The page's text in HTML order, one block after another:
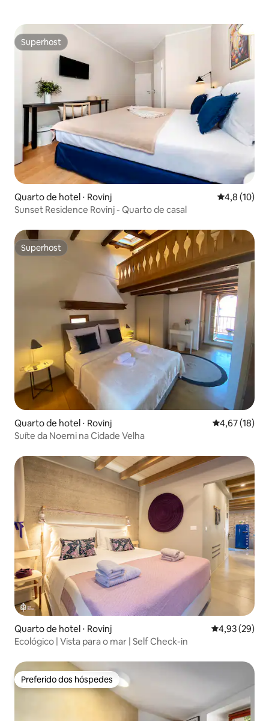
Superhost
Superhost
Quarto de hotel ⋅ Rovinj 4,8 de uma
4,8 (10)
Sunset Residence Rovinj - Quarto de casal
Superhost
Superhost
Quarto de hotel ⋅ Rovinj 4,67 de uma
4,67 (18)
Suíte da Noemi na Cidade Velha
Quarto de hotel ⋅ Rovinj 4,93 de uma
4,93 (29)
Ecológico | Vista para o mar | Self Check-in
Preferido dos hóspedes
Preferido dos hóspedes